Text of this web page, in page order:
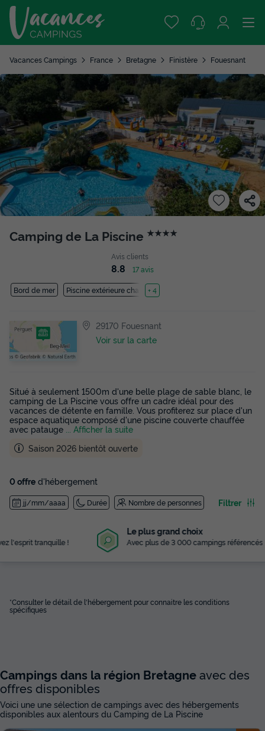
Vacances Campings France Bretagne Finistère Fouesnant
Camping de La Piscine ★★★★
Avis clients
8.8 17 avis
Bord de mer Piscine extérieure chauffée
+ 4
29170 Fouesnant
Voir sur la carte
Situé à seulement 1500m d'une belle plage de sable blanc, le
camping de La Piscine vous offre un cadre idéal pour des
vacances de détente en famille. Vous profiterez sur place d'un
espace aquatique composé d'une piscine couverte chauffée
avec patauge
... Afficher la suite
Saison 2026 bientôt ouverte
0 offre d'hébergement
jj/mm/aaaa Durée Nombre de personnes Filtrer
Le plus grand choix
Avec plus de 3 000 campings référencés
*Consulter le détail de l'hébergement pour connaitre les conditions
spécifiques
Campings dans la région Bretagneavec des
offres disponibles
Voici une une sélection de campings avec des hébergements
disponibles aux alentours du Camping de La Piscine